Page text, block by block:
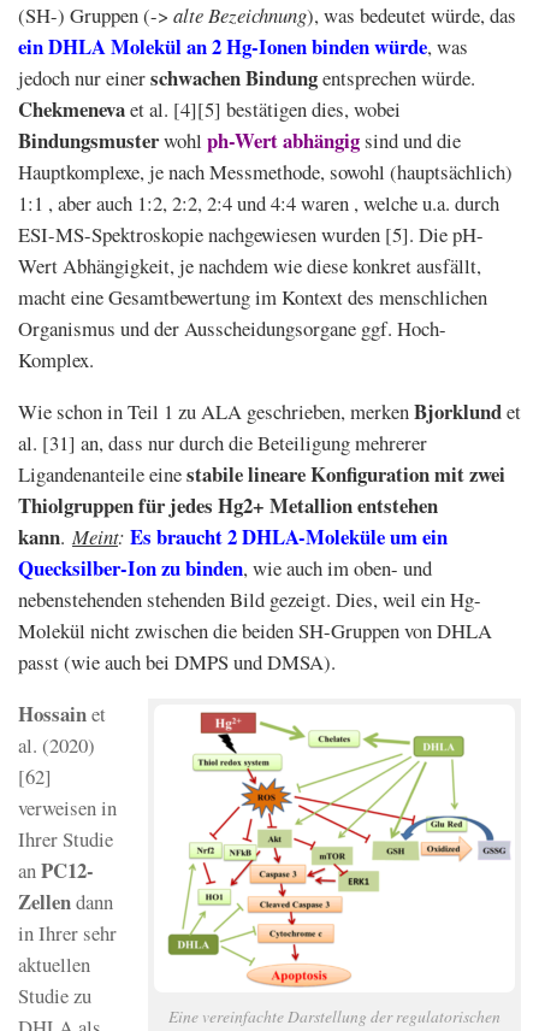
(SH-) Gruppen (-> alte Bezeichnung), was bedeutet würde, das
ein DHLA Molekül an 2 Hg-Ionen binden würde, was
jedoch nur einerschwachen Bindungentsprechen würde.
Chekmenevaet al. [4][5] bestätigen dies, wobei
Bindungsmusterwohl ph-Wert abhängigsind und die
Hauptkomplexe, je nach Messmethode, sowohl (hauptsächlich)
1:1 , aber auch 1:2, 2:2, 2:4 und 4:4 waren , welche u.a. durch
ESI-MS-Spektroskopie nachgewiesen wurden [5]. Die pH-
Wert Abhängigkeit, je nachdem wie diese konkret ausfällt,
macht eine Gesamtbewertung im Kontext des menschlichen
Organismus und der Ausscheidungsorgane ggf. Hoch-
Komplex.
Wie schon in Teil 1 zu ALA geschrieben, merkenBjorklundet
al. [31] an, dass nur durch die Beteiligung mehrerer
Ligandenanteile einestabile lineare Konfiguration mit zwei
Thiolgruppen für jedes Hg2+ Metallion entstehen
kann. Meint: Es braucht 2 DHLA-Moleküle um ein
Quecksilber-Ion zu binden, wie auch im oben- und
nebenstehenden stehenden Bild gezeigt. Dies, weil ein Hg-
Molekül nicht zwischen die beiden SH-Gruppen von DHLA
passt (wie auch bei DMPS und DMSA).
Eine vereinfachte Darstellung der regulatorischen
Hossainet
al. (2020)
[62]
verweisen in
Ihrer Studie
anPC12-
Zellendann
in Ihrer sehr
aktuellen
Studie zu